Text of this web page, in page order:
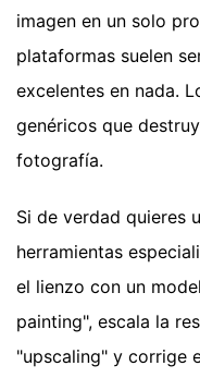
imagen en un solo
plataformas suelen
excelentes en nada.
genéricos que
fotografía.
Si de verdad quieres
herramientas
el lienzo con un
painting", escala la
"upscaling" y corrige